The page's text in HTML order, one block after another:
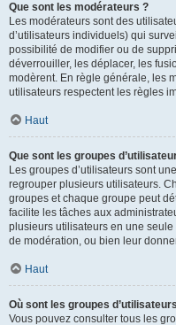
Que sont les modérateurs ?
Les modérateurs sont des
d’utilisateurs individuels) qui
possibilité de modifier ou de
déverrouiller, les déplacer, les
modèrent. En règle générale, les
utilisateurs respectent les règles
Haut
Que sont les groupes
Les groupes d’utilisateurs sont
regrouper plusieurs utilisateurs.
groupes et chaque groupe peut
facilite les tâches aux
plusieurs utilisateurs en une
de modération, ou bien leur
Haut
Où sont les groupes
Vous pouvez consulter tous les